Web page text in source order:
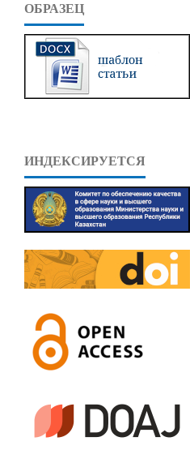
ОБРАЗЕЦ
ИНДЕКСИРУЕТСЯ